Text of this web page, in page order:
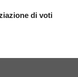
di voti